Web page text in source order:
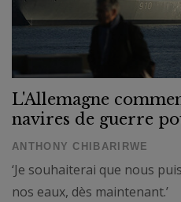
L'Allemagne
navires de guerre
ANTHONY CHIBARIRWE
‘Je souhaiterai que nous
nos eaux, dès maintenant.’